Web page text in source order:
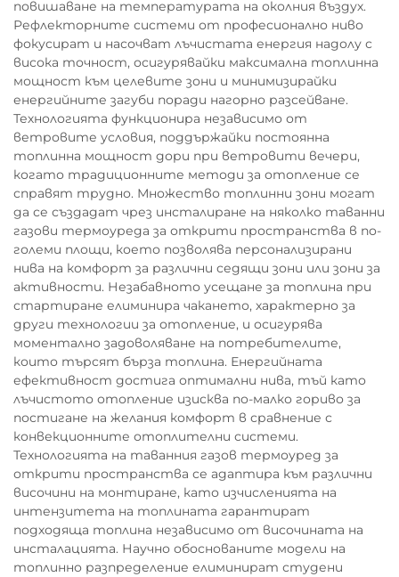
повишаване на температурата на околния въздух.
Рефлекторните системи от професионално ниво
фокусират и насочват лъчистата енергия надолу с
висока точност, осигурявайки максимална топлинна
мощност към целевите зони и минимизирайки
енергийните загуби поради нагорно разсейване.
Технологията функционира независимо от
ветровите условия, поддържайки постоянна
топлинна мощност дори при ветровити вечери,
когато традиционните методи за отопление се
справят трудно. Множество топлинни зони могат
да се създадат чрез инсталиране на няколко таванни
газови термоуреда за открити пространства в по-
големи площи, което позволява персонализирани
нива на комфорт за различни седящи зони или зони за
активности. Незабавното усещане за топлина при
стартиране елиминира чакането, характерно за
други технологии за отопление, и осигурява
моментално задоволяване на потребителите,
които търсят бърза топлина. Енергийната
ефективност достига оптимални нива, тъй като
лъчистото отопление изисква по-малко гориво за
постигане на желания комфорт в сравнение с
конвекционните отоплителни системи.
Технологията на таванния газов термоуред за
открити пространства се адаптира към различни
височини на монтиране, като изчисленията на
интензитета на топлината гарантират
подходяща топлина независимо от височината на
инсталацията. Научно обоснованите модели на
топлинно разпределение елиминират студени